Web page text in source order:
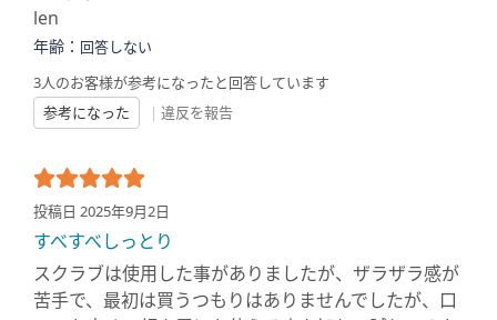
len
年齢： 回答しない
3人のお客様が参考になったと回答しています
参考になった
| 違反を報告
投稿日 2025年9月2日
すべすべしっとり
スクラブは使用した事がありましたが、ザラザラ感が
苦手で、最初は買うつもりはありませんでしたが、口